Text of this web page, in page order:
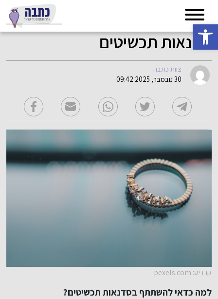
פתח סרגל נגישות
סדנאות תכשיטים
צוות כתבה
30 נובמבר, 2025 09:42
קרדיט: pexels.com
למה כדאי להשתתף בסדנאות תכשיטים?